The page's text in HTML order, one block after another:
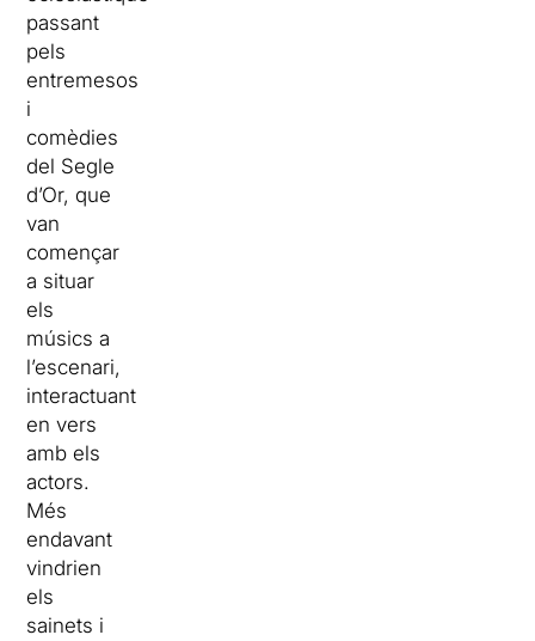
passant
pels
entremesos
i
comèdies
del Segle
d’Or, que
van
començar
a situar
els
músics a
l’escenari,
interactuant
en vers
amb els
actors.
Més
endavant
vindrien
els
sainets i